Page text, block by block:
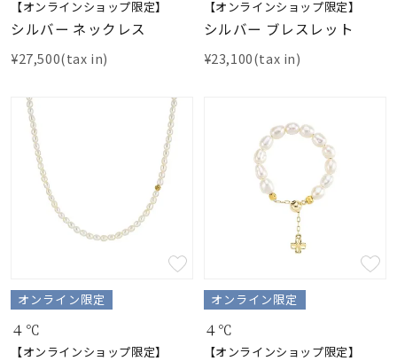
【オンラインショップ限定】
シルバー ネックレス
¥27,500(tax in)
【オンラインショップ限定】
シルバー ブレスレット
¥23,100(tax in)
オンライン限定
４℃
【オンラインショップ限定】
オンライン限定
４℃
【オンラインショップ限定】